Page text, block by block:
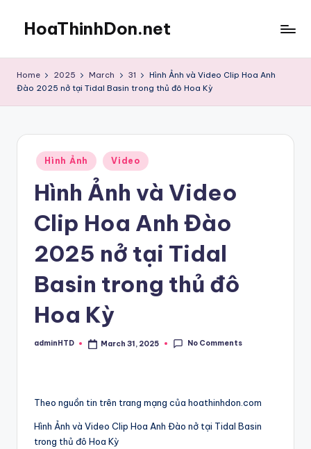
content
HoaThinhDon.net
in
Home 2025 March 31
Hình Ảnh và Video Clip Hoa Anh
Đào 2025 nở tại Tidal Basin trong thủ đô Hoa Kỳ
Posted
in
Hình Ảnh Video
Hình Ảnh và Video
Clip Hoa Anh Đào
2025 nở tại Tidal
Basin trong thủ đô
Hoa Kỳ
Posted
adminHTD March 31, 2025 No Comments
Theo nguồn tin trên trang mạng của hoathinhdon.com
Hình Ảnh và Video Clip Hoa Anh Đào nở tại Tidal Basin
trong thủ đô Hoa Kỳ